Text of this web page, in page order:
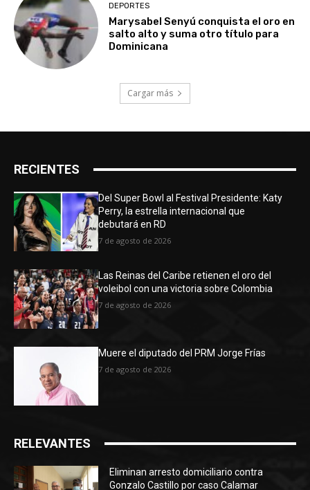
DEPORTES
Marysabel Senyú conquista el oro en
salto alto y suma otro título para
Dominicana
Cargar más
RECIENTES
Del Super Bowl al Festival Presidente: Katy
Perry, la estrella internacional que
debutará en RD
7 de agosto de 2026
Las Reinas del Caribe retienen el oro del
voleibol con una victoria sobre Colombia
7 de agosto de 2026
Muere el diputado del PRM Jorge Frías
7 de agosto de 2026
RELEVANTES
Eliminan arresto domiciliario contra
Gonzalo Castillo por caso Calamar